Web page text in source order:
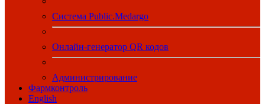
Система Public.Medargo
Онлайн-генератор QR кодов
Администрирование
Фармконтроль
English